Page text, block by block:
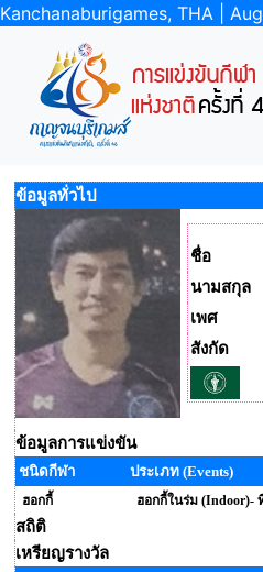
Kanchanaburigames, THA |
ข้อมูลทั่วไป
ชื่อ
นามสกุล
เพศ
สังกัด
ข้อมูลการแข่งขัน
ชนิดกีฬา ประเภท (Events)
ฮอกกี้ ฮอกกี้ในร่ม (Indoor)-
สถิติ
เหรียญรางวัล